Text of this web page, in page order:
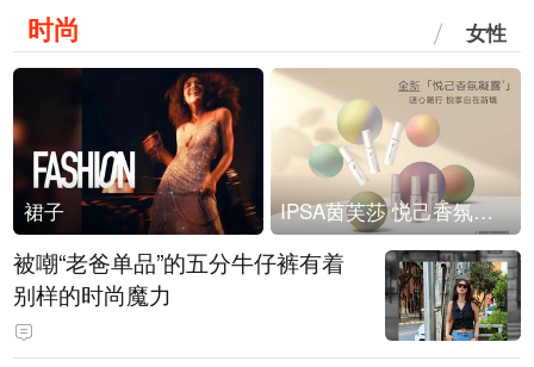
时尚 女性
裙子 IPSA茵芙莎 悦己香氛凝露上市
被嘲“老爸单品”的五分牛仔裤有着
别样的时尚魔力